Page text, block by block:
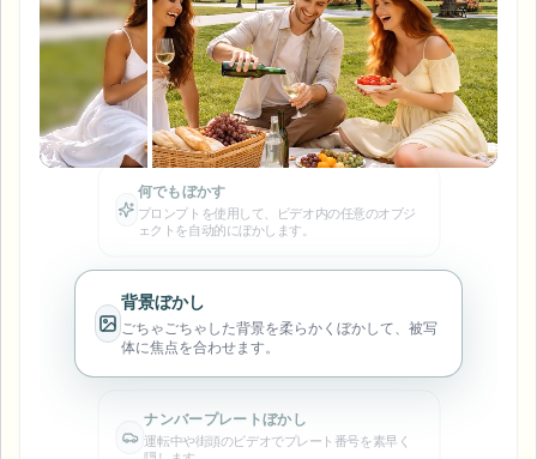
背景をぼかす
何でもぼかす
スクリーン録画のぼかし
GDPRコンプライアンスぼかし
ストリートインタビューぼかし
ゲーム＆配信ぼかし
顔をぼかす
背景をぼかす
何でもぼかす
AI Video Object Remover
写真の顔をオンラインでぼかす
顔の匿名化
メディア・エンターテインメント
試写、リリース、コンプライアンス
小売・EC
店舗・倉庫の映像
クリニックと患者向けビデオガバナンス
公共部門
FOIA、安全な開示、編集
一括顔の匿名化
FAQ
Whitepapers
製品
Choose language
背景ぼかし
ごちゃごちゃした背景を柔らかくぼかして、被写
体に焦点を合わせます。
ナンバープレートぼかし
運転中や街頭のビデオでプレート番号を素早く
顔の匿名化
プライバシー保護に準拠した共有のために、顔を
自動的に匿名化します。
何でもぼかす
プロンプトを使用して、ビデオ内の任意のオブジ
ェクトを自动的にぼかします。